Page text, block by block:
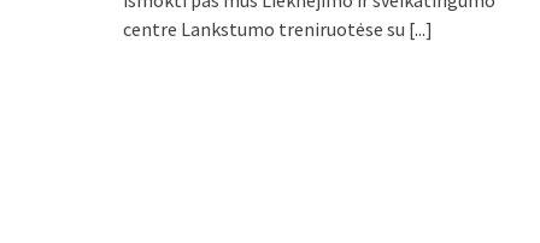
centre Lankstumo treniruotėse su [...]